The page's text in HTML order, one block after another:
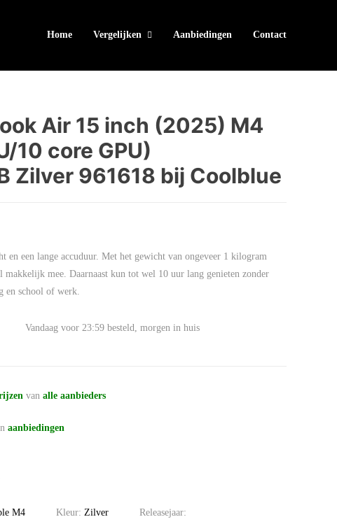
Home Vergelijken Aanbiedingen Contact
Air 15 inch (2025) M4
10 core GPU)
Zilver 961618 bij Coolblue
een lange accuduur. Met het gewicht van ongeveer 1 kilogram
makkelijk mee. Daarnaast kun tot wel 10 uur lang genieten zonder
en school of werk.
Vandaag voor 23:59 besteld, morgen in huis
van alle aanbieders
aanbiedingen
M4 Kleur: Zilver Releasejaar: